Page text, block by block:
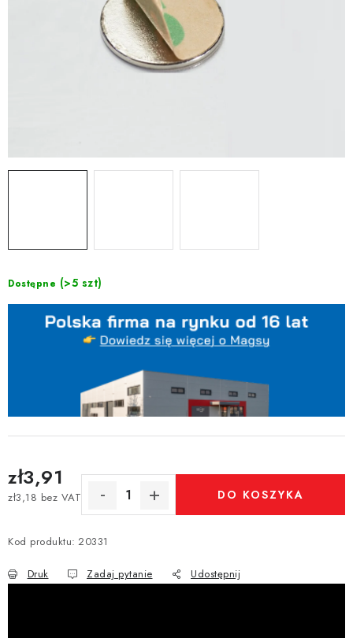
Dostępne (>5 szt)
zł3,91
zł3,18 bez VAT
Cena jednostkowa:
DO KOSZYKA
Kod produktu: 20331
Druk Zadaj pytanie Udostępnij